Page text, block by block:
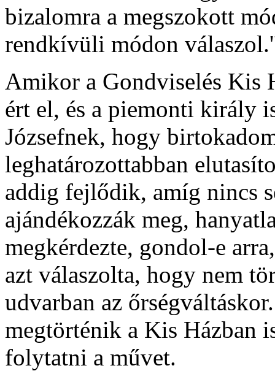
bizalomra a megszokott
rendkívüli módon
Amikor a Gondviselés Kis
ért el, és a piemonti király
Józsefnek, hogy
leghatározottabban
addig fejlődik, amíg nincs
ajándékozzák meg,
megkérdezte, gondol-e
azt válaszolta, hogy nem
udvarban az
megtörténik a Kis Házban
folytatni a művet.